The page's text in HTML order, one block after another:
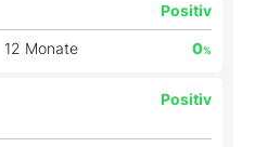
Positiv
12 Monate 0%
Positiv